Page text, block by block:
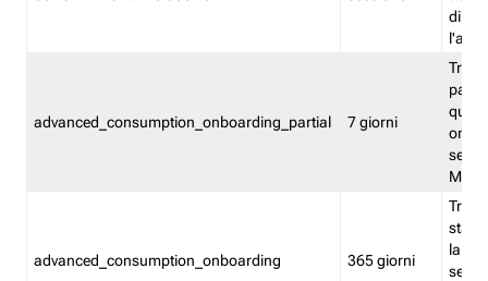
advanced_consumption_onboarding_partial 7 giorni
advanced_consumption_onboarding 365 giorni
stata
la